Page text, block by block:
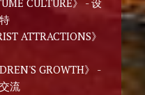
CULTURE》 - 设
ATTRACTIONS》
GROWTH》 -
流